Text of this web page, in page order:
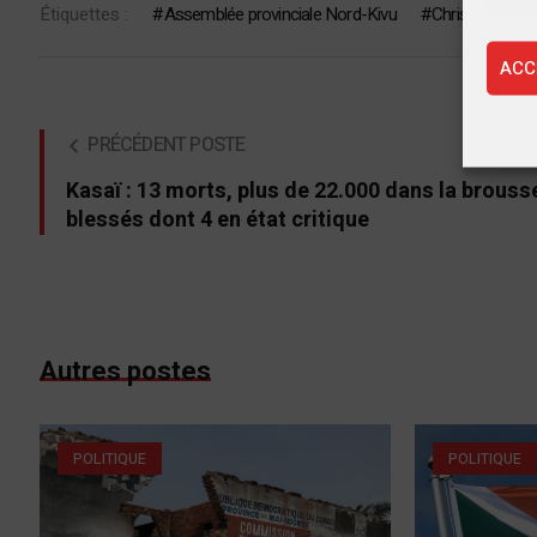
Étiquettes : Assemblée provinciale Nord-Kivu Christophe
PRÉCÉDENT POSTE
Kasaï : 13 morts, plus de 22.000 dans la
blessés dont 4 en état critique
Autres postes
POLITIQUE POLITIQUE